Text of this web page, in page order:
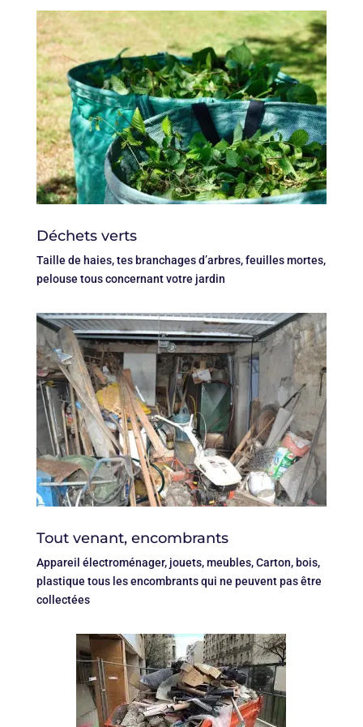
Déchets verts
Taille de haies, tes branchages d’arbres, feuilles mortes,
pelouse tous concernant votre jardin
Tout venant, encombrants
Appareil électroménager, jouets, meubles, Carton, bois,
plastique tous les encombrants qui ne peuvent pas être
collectées